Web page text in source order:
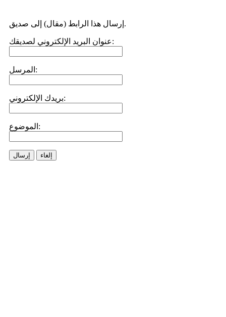
إرسال هذا الرابط (مقال) إلى صديق.
عنوان البريد الإلكتروني لصديقك:
المرسل:
بريدك الإلكتروني:
الموضوع:
إرسال إلغاء